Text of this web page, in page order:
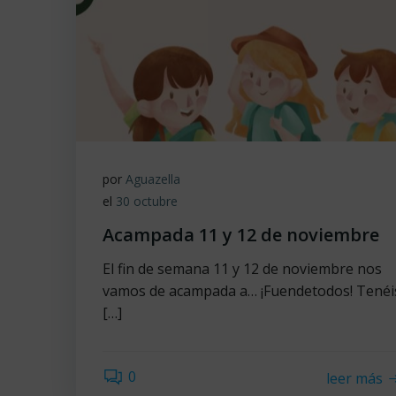
por Aguazella
el 30 octubre
Acampada 11 y 12 de noviembre
El fin de semana 11 y 12 de noviembre nos
vamos de acampada a… ¡Fuendetodos!
[…]
0 leer más